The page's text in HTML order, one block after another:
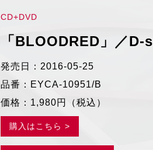
CD+DVD
「BLOODRED」／
発売日：2016-05-25
品番：EYCA-10951/B
価格：1,980円（税込）
購入はこちら >